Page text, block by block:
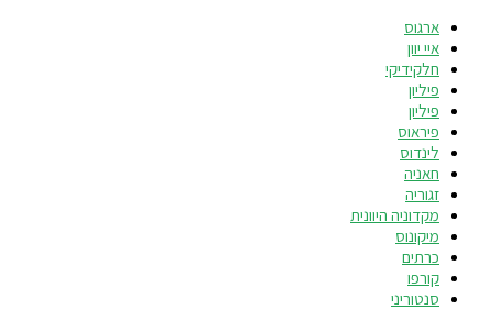
ארגוס
איי יוון
חלקידיקי
פיליון
פיליון
פיראוס
לינדוס
חאניה
זגוריה
מקדוניה היוונית
מיקונוס
כרתים
קורפו
סנטוריני